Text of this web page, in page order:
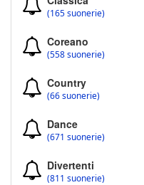
(165 suonerie)
Coreano
(558 suonerie)
Country
(66 suonerie)
Dance
(671 suonerie)
Divertenti
(811 suonerie)